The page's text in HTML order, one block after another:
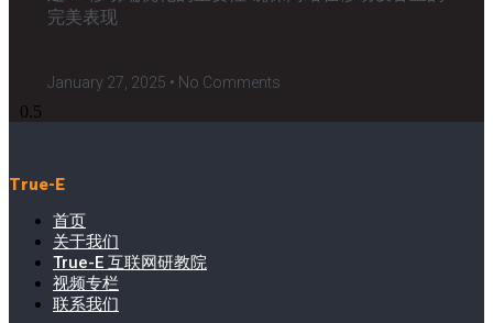
完美表现
January 27, 2025 No Comments
True-E
首页
关于我们
True-E 互联网研教院
视频专栏
联系我们